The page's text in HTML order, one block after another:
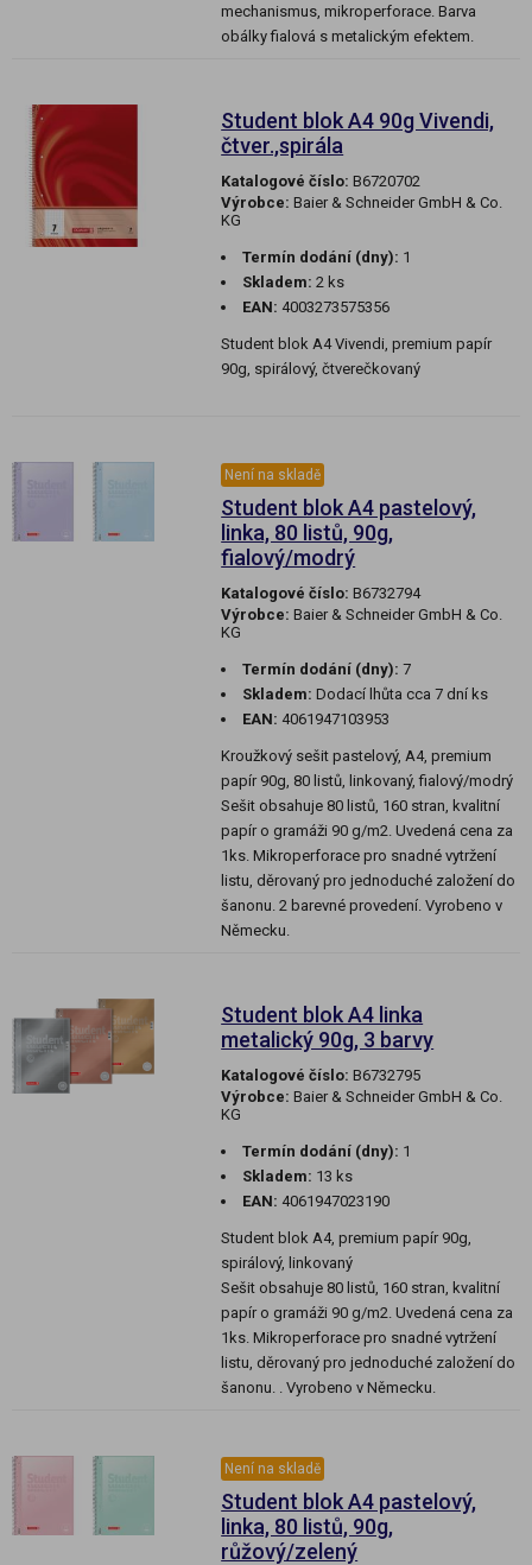
mechanismus, mikroperforace. Barva
obálky fialová s metalickým efektem.
Student blok A4 90g Vivendi,
čtver.,spirála
Katalogové číslo: B6720702
Výrobce: Baier & Schneider GmbH & Co.
KG
Termín dodání (dny): 1
Skladem: 2 ks
EAN: 4003273575356
Student blok A4 Vivendi, premium papír
90g, spirálový, čtverečkovaný
Není na skladě
Student blok A4 pastelový,
linka, 80 listů, 90g,
fialový/modrý
Katalogové číslo: B6732794
Výrobce: Baier & Schneider GmbH & Co.
KG
Termín dodání (dny): 7
Skladem: Dodací lhůta cca 7 dní ks
EAN: 4061947103953
Kroužkový sešit pastelový, A4, premium
papír 90g, 80 listů, linkovaný, fialový/modrý
Sešit obsahuje 80 listů, 160 stran, kvalitní
papír o gramáži 90 g/m2. Uvedená cena za
1ks. Mikroperforace pro snadné vytržení
listu, děrovaný pro jednoduché založení do
šanonu. 2 barevné provedení. Vyrobeno v
Německu.
Student blok A4 linka
metalický 90g, 3 barvy
Katalogové číslo: B6732795
Výrobce: Baier & Schneider GmbH & Co.
KG
Termín dodání (dny): 1
Skladem: 13 ks
EAN: 4061947023190
Student blok A4, premium papír 90g,
spirálový, linkovaný
Sešit obsahuje 80 listů, 160 stran, kvalitní
papír o gramáži 90 g/m2. Uvedená cena za
1ks. Mikroperforace pro snadné vytržení
listu, děrovaný pro jednoduché založení do
šanonu. . Vyrobeno v Německu.
Není na skladě
Student blok A4 pastelový,
linka, 80 listů, 90g,
růžový/zelený